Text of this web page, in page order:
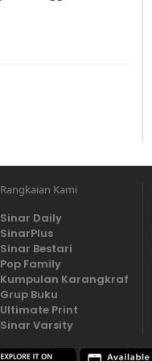
Rangkaian Kami
Sinar Daily
SinarPlus
Sinar Bestari
Pop Family
Kumpulan Karangkraf
Grup Buku
Ultimate Print
Sinar Varsity